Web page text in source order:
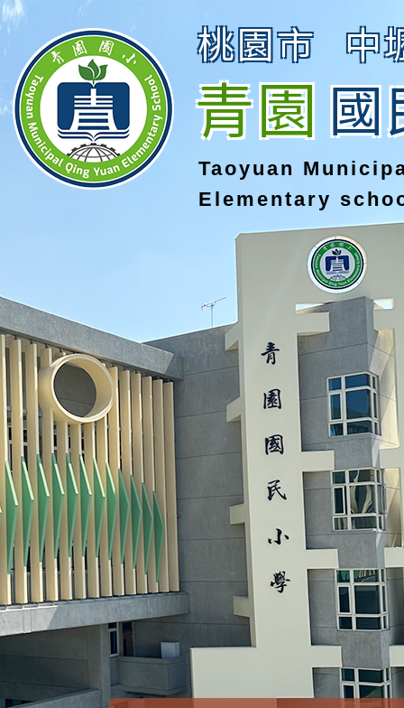
桃園市 中
青園國
Taoyuan
Elementary